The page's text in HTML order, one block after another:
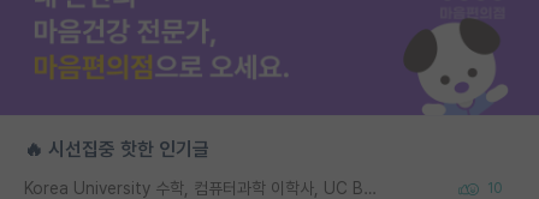
🔥 시선집중 핫한 인기글
Korea University 수학, 컴퓨터과학 이학사, UC Berkeley 산업공학 대학원 공학박사가 되는 것은 쉽지 않겠죠? 10